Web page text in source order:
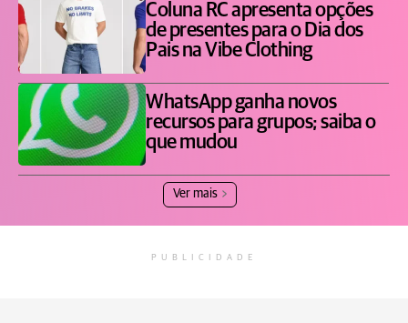
Coluna RC apresenta opções
de presentes para o Dia dos
Pais na Vibe Clothing
WhatsApp ganha novos
recursos para grupos; saiba o
que mudou
Ver mais
PUBLICIDADE